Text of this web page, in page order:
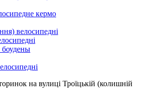
кермо
велосипедні
боудены
на вулиці Троїцькій (колишній